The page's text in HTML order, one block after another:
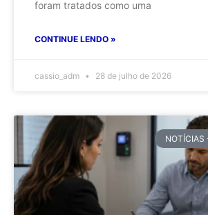
foram tratados como uma
CONTINUE LENDO »
cassio_adm 28 de julho de 2026
NOTÍCIAS